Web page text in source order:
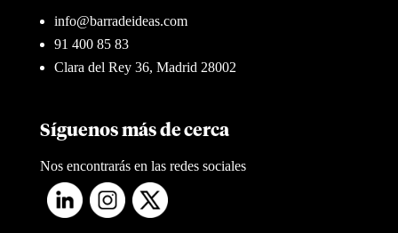
info@barradeideas.com
91 400 85 83
Clara del Rey 36, Madrid 28002
Síguenos más de cerca
Nos encontrarás en las redes sociales